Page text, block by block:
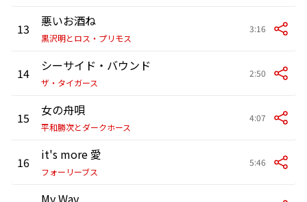
13 悪いお酒ね
黒沢明とロス・プリモス
3:16
14 シーサイド・バウンド
ザ・タイガース
2:50
15 女の舟唄
平和勝次とダークホース
4:07
16 it's more 愛
フォーリーブス
5:46
My Way